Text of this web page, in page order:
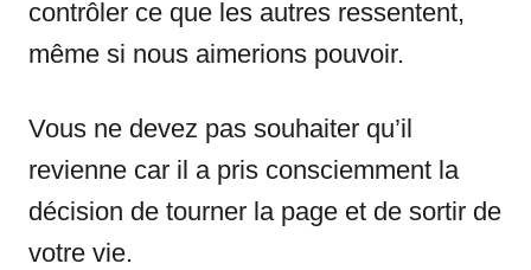
contrôler ce que les autres ressentent,
même si nous aimerions pouvoir.
Vous ne devez pas souhaiter qu’il
revienne car il a pris consciemment la
décision de tourner la page et de sortir de
votre vie.